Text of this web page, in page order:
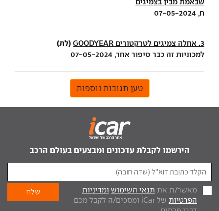
ח, 07-05-2024
3. אחלה צמיגים לטרקטורים GOODYEAR (לת)
למכוניות זה כבר סיפור אחר, 07-05-2024
טען תגובות נוספות
הירשמו לקבלת עדכונים ומבצעים בעולם הרכב
מאשר/ת את תנאי השימוש ומדיניות
הפרטיות
של iCar ומסכים/ה לקבל מכם